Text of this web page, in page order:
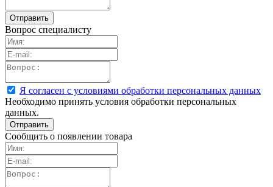
Вопрос специалисту
Я согласен с условиями обработки персональных данных
Необходимо принять условия обработки персональных
данных.
Сообщить о появлении товара